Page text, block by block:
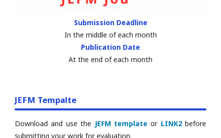
Submission Deadline
In the middle of each month
Publication Date
At the end of each month
JEFM Tempalte
Download and use the JEFM template or LINK2before
submitting your work for evaluation.